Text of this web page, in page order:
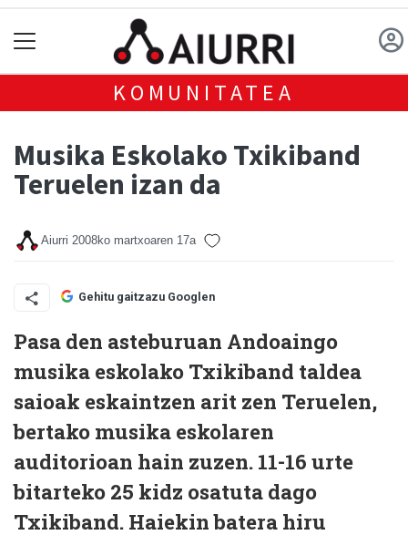
KOMUNITATEA
Musika Eskolako Txikiband
Teruelen izan da
Aiurri 2008ko martxoaren 17a
Gehitu gaitzazu Googlen
Pasa den asteburuan Andoaingo
musika eskolako Txikiband taldea
saioak eskaintzen arit zen Teruelen,
bertako musika eskolaren
auditorioan hain zuzen. 11-16 urte
bitarteko 25 kidz osatuta dago
Txikiband. Haiekin batera hiru